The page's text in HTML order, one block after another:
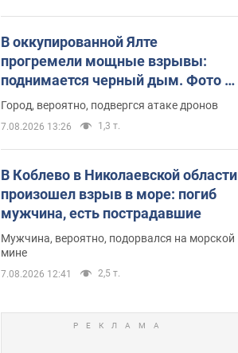
В оккупированной Ялте
прогремели мощные взрывы:
поднимается черный дым. Фото и
видео
Город, вероятно, подвергся атаке дронов
7.08.2026 13:26 1,3 т.
В Коблево в Николаевской области
произошел взрыв в море: погиб
мужчина, есть пострадавшие
Мужчина, вероятно, подорвался на морской
мине
7.08.2026 12:41 2,5 т.